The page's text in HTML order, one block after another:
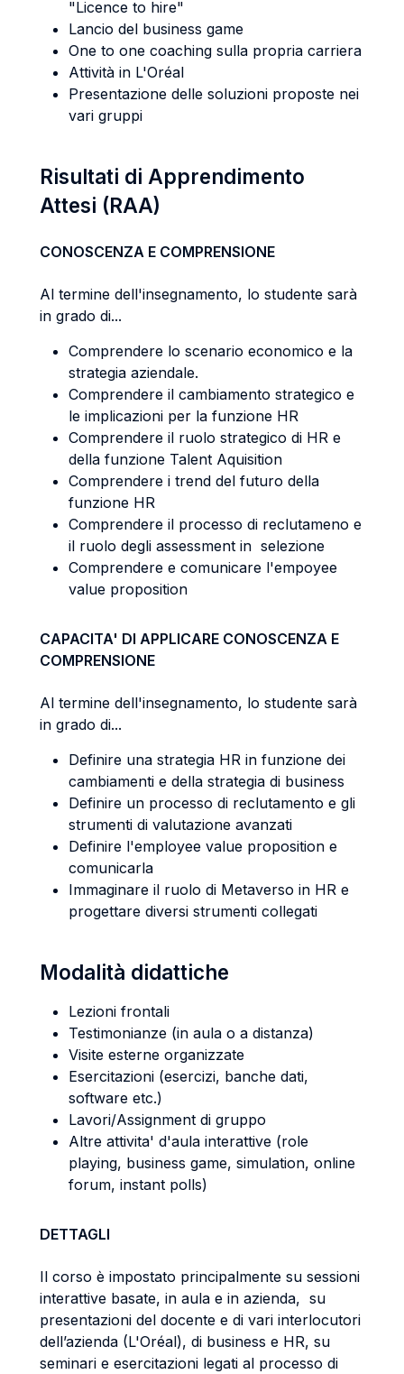
"Licence to hire"
Lancio del business game
One to one coaching sulla propria carriera
Attività in L'Oréal
Presentazione delle soluzioni proposte nei
vari gruppi
Risultati di Apprendimento
Attesi (RAA)
CONOSCENZA E COMPRENSIONE
Al termine dell'insegnamento, lo studente sarà
in grado di...
Comprendere lo scenario economico e la
strategia aziendale.
Comprendere il cambiamento strategico e
le implicazioni per la funzione HR
Comprendere il ruolo strategico di HR e
della funzione Talent Aquisition
Comprendere i trend del futuro della
funzione HR
Comprendere il processo di reclutameno e
il ruolo degli assessment in selezione
Comprendere e comunicare l'empoyee
value proposition
CAPACITA' DI APPLICARE CONOSCENZA E
COMPRENSIONE
Al termine dell'insegnamento, lo studente sarà
in grado di...
Definire una strategia HR in funzione dei
cambiamenti e della strategia di business
Definire un processo di reclutamento e gli
strumenti di valutazione avanzati
Definire l'employee value proposition e
comunicarla
Immaginare il ruolo di Metaverso in HR e
progettare diversi strumenti collegati
Modalità didattiche
Lezioni frontali
Testimonianze (in aula o a distanza)
Visite esterne organizzate
Esercitazioni (esercizi, banche dati,
software etc.)
Lavori/Assignment di gruppo
Altre attivita' d'aula interattive (role
playing, business game, simulation, online
forum, instant polls)
DETTAGLI
Il corso è impostato principalmente su sessioni
interattive basate, in aula e in azienda, su
presentazioni del docente e di vari interlocutori
dell’azienda (L'Oréal), di business e HR, su
seminari e esercitazioni legati al processo di